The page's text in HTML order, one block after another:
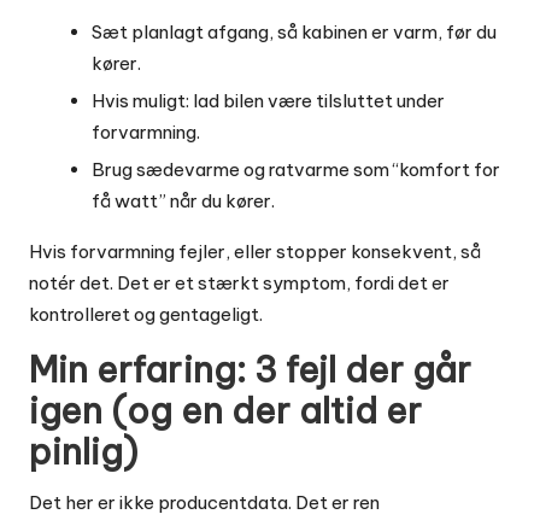
Sæt planlagt afgang, så kabinen er varm, før du
kører.
Hvis muligt: lad bilen være tilsluttet under
forvarmning.
Brug sædevarme og ratvarme som “komfort for
få watt” når du kører.
Hvis forvarmning fejler, eller stopper konsekvent, så
notér det. Det er et stærkt symptom, fordi det er
kontrolleret og gentageligt.
Min erfaring: 3 fejl der går
igen (og en der altid er
pinlig)
Det her er ikke producentdata. Det er ren